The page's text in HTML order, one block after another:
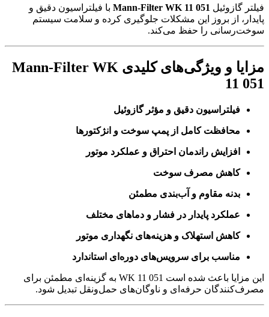
فیلتر گازوئیل Mann-Filter WK 11 051 با فیلتراسیون دقیق و
پایدار، از بروز این مشکلات جلوگیری کرده و سلامت سیستم
سوخت‌رسانی را حفظ می‌کند.
مزایا و ویژگی‌های کلیدی Mann-Filter WK
11 051
فیلتراسیون دقیق و مؤثر گازوئیل
محافظت کامل از پمپ سوخت و انژکتورها
افزایش راندمان احتراق و عملکرد موتور
کاهش مصرف سوخت
بدنه مقاوم و آب‌بندی مطمئن
عملکرد پایدار در فشار و دماهای مختلف
کاهش استهلاک و هزینه‌های نگهداری موتور
مناسب برای سرویس‌های دوره‌ای استاندارد
این مزایا باعث شده است WK 11 051 به گزینه‌ای مطمئن برای
مصرف‌کنندگان حرفه‌ای و ناوگان‌های حمل‌ونقل تبدیل شود.